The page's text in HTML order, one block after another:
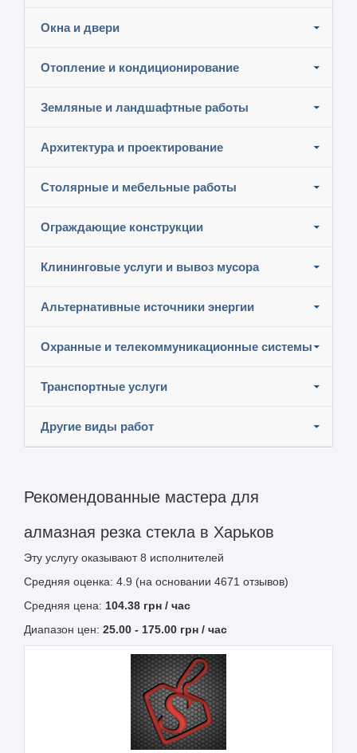
Окна и двери
Отопление и кондиционирование
Земляные и ландшафтные работы
Архитектура и проектирование
Столярные и мебельные работы
Ограждающие конструкции
Клининговые услуги и вывоз мусора
Альтернативные источники энергии
Охранные и телекоммуникационные системы
Транспортные услуги
Другие виды работ
Рекомендованные мастера для
алмазная резка стекла в Харьков
Эту услугу оказывают8 исполнителей
Средняя оценка: 4.9 (на основании 4671 отзывов)
Средняя цена: 104.38 грн / час
Диапазон цен: 25.00 - 175.00 грн / час